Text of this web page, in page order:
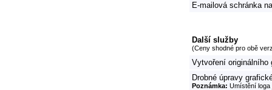
E-mailová schránka
Další služby
(Ceny shodné pro obě
Vytvoření
Drobné úpravy
Poznámka: Umístění loga